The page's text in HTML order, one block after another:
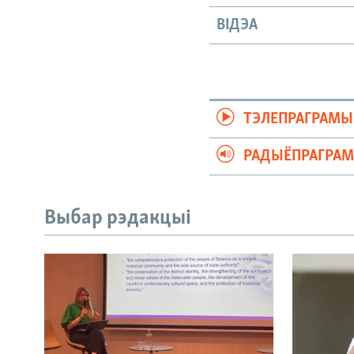
ВІДЭА
ТЭЛЕПРАГРАМЫ
Выбар рэдакцыі